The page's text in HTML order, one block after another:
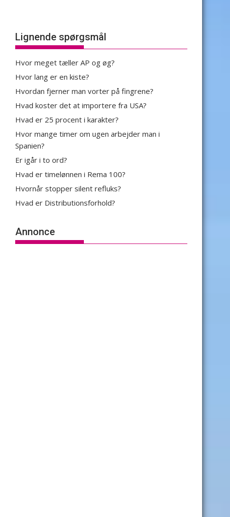
Lignende spørgsmål
Hvor meget tæller AP og øg?
Hvor lang er en kiste?
Hvordan fjerner man vorter på fingrene?
Hvad koster det at importere fra USA?
Hvad er 25 procent i karakter?
Hvor mange timer om ugen arbejder man i
Spanien?
Er igår i to ord?
Hvad er timelønnen i Rema 100?
Hvornår stopper silent refluks?
Hvad er Distributionsforhold?
Annonce